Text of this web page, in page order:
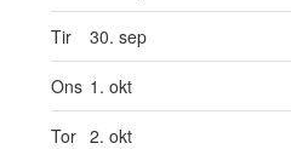
Tir 30. sep
Ons 1. okt
Tor 2. okt